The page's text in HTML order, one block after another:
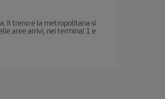
Il treno e la metropolitana si
aree arrivi, nei terminal 1 e